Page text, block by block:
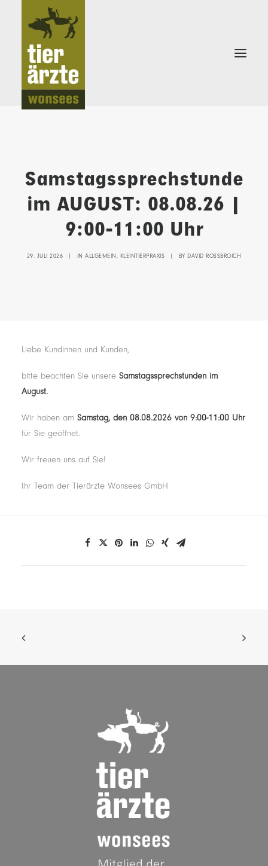
KLEINTIERPRAXIS
SCHWEINEPRAXIS
Samstagssprechstunde
im AUGUST: 08.08.26 |
9:00-11:00 Uhr
29. JULI 2026 | INALLGEMEIN, KLEINTIERPRAXIS | BY DAVID ROSSBROICH
Liebe Kundinnen und Kunden,
bitte beachten Sie unsere Samstagssprechstunden im
August.
Wir haben am Samstag, den 08.08.2026 von 9:00-11:00 Uhr
für Sie geöffnet.
Wir freuen uns auf Sie!
Ihr Team der Tierärzte Wonsees GmbH